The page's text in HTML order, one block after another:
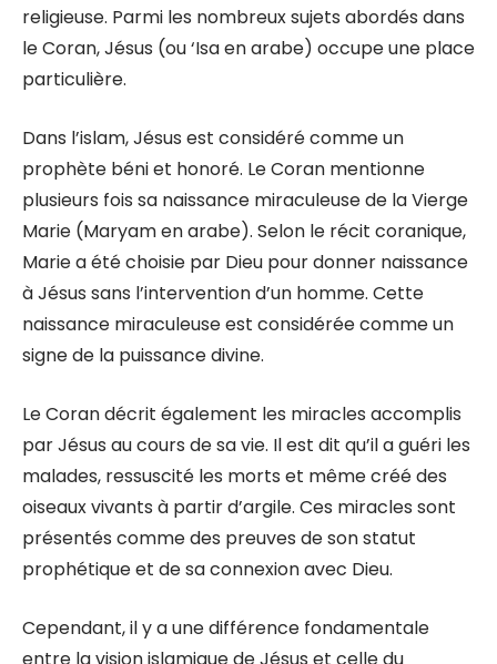
religieuse. Parmi les nombreux sujets abordés dans
le Coran, Jésus (ou ‘Isa en arabe) occupe une place
particulière.
Dans l’islam, Jésus est considéré comme un
prophète béni et honoré. Le Coran mentionne
plusieurs fois sa naissance miraculeuse de la Vierge
Marie (Maryam en arabe). Selon le récit coranique,
Marie a été choisie par Dieu pour donner naissance
à Jésus sans l’intervention d’un homme. Cette
naissance miraculeuse est considérée comme un
signe de la puissance divine.
Le Coran décrit également les miracles accomplis
par Jésus au cours de sa vie. Il est dit qu’il a guéri les
malades, ressuscité les morts et même créé des
oiseaux vivants à partir d’argile. Ces miracles sont
présentés comme des preuves de son statut
prophétique et de sa connexion avec Dieu.
Cependant, il y a une différence fondamentale